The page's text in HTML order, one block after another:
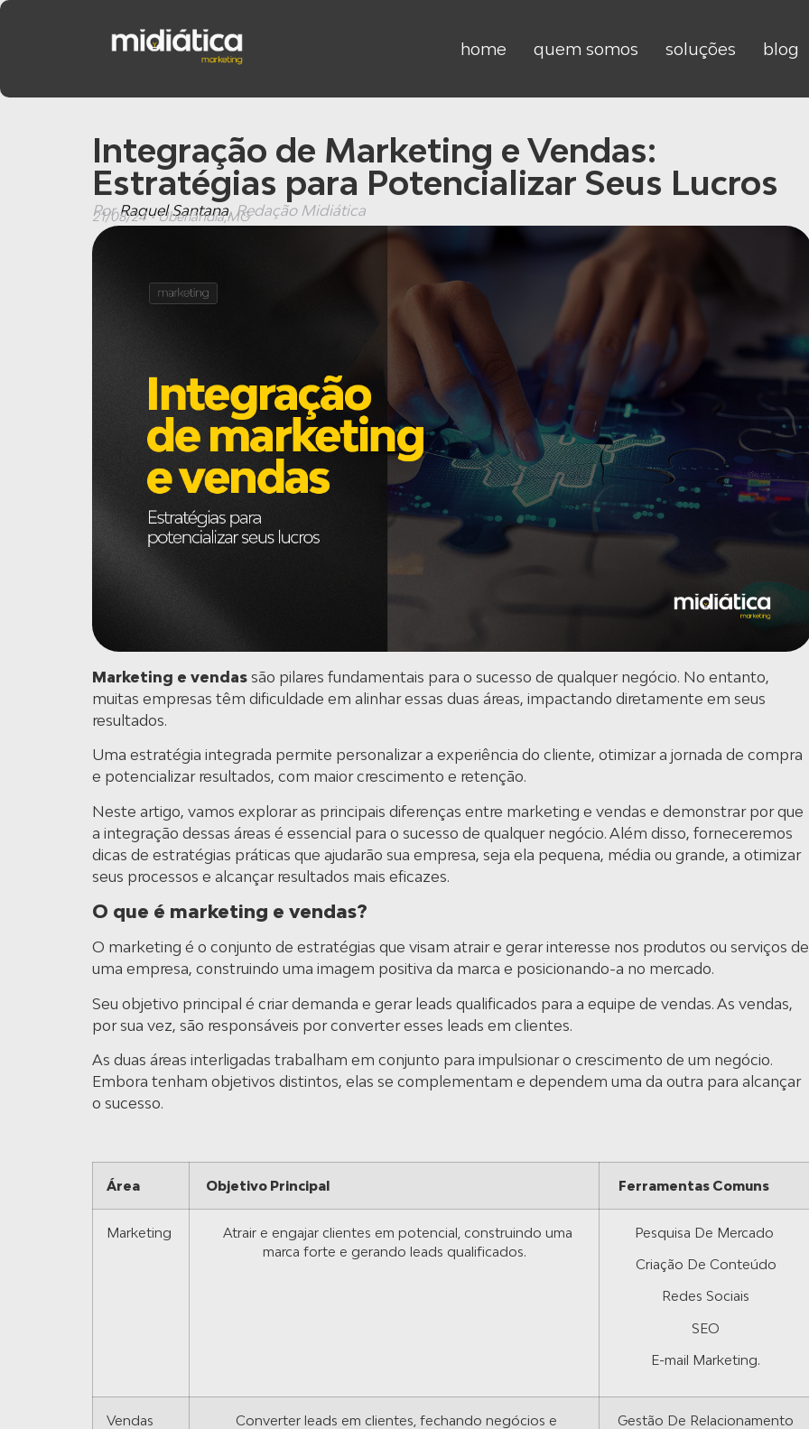
home quem somos soluções blog
Integração de Marketing e Vendas:
Estratégias para Potencializar Seus Lucros
PorRaquel Santana, Redação Midiática
21/08/24 • Uberlândia,MG
Marketing e vendas são pilares fundamentais para o sucesso de qualquer negócio. No entanto,
muitas empresas têm dificuldade em alinhar essas duas áreas, impactando diretamente em seus
resultados.
Uma estratégia integrada permite personalizar a experiência do cliente, otimizar a jornada de compra
e potencializar resultados, com maior crescimento e retenção.
Neste artigo, vamos explorar as principais diferenças entre marketing e vendas e demonstrar por que
a integração dessas áreas é essencial para o sucesso de qualquer negócio. Além disso, forneceremos
dicas de estratégias práticas que ajudarão sua empresa, seja ela pequena, média ou grande, a otimizar
seus processos e alcançar resultados mais eficazes.
O que é marketing e vendas?
O marketing é o conjunto de estratégias que visam atrair e gerar interesse nos produtos ou serviços de
uma empresa, construindo uma imagem positiva da marca e posicionando-a no mercado.
Seu objetivo principal é criar demanda e gerar leads qualificados para a equipe de vendas. As vendas,
por sua vez, são responsáveis por converter esses leads em clientes.
As duas áreas interligadas trabalham em conjunto para impulsionar o crescimento de um negócio.
Embora tenham objetivos distintos, elas se complementam e dependem uma da outra para alcançar
o sucesso.
Área Objetivo Principal Ferramentas Comuns
Marketing
Atrair e engajar clientes em potencial, construindo uma
marca forte e gerando leads qualificados.
Pesquisa De Mercado
Criação De Conteúdo
Redes Sociais
SEO
E-mail Marketing.
Vendas
Converter leads em clientes, fechando negócios e
Gestão De Relacionamento